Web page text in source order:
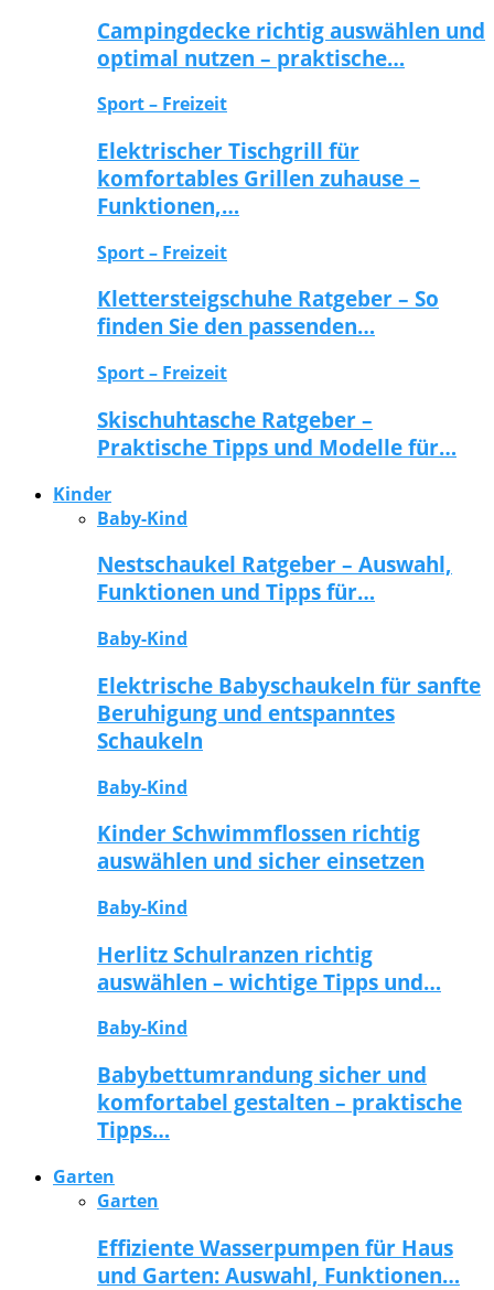
Campingdecke richtig auswählen und
optimal nutzen – praktische…
Sport – Freizeit
Elektrischer Tischgrill für
komfortables Grillen zuhause –
Funktionen,…
Sport – Freizeit
Klettersteigschuhe Ratgeber – So
finden Sie den passenden…
Sport – Freizeit
Skischuhtasche Ratgeber –
Praktische Tipps und Modelle für…
Kinder
Baby-Kind
Nestschaukel Ratgeber – Auswahl,
Funktionen und Tipps für…
Baby-Kind
Elektrische Babyschaukeln für sanfte
Beruhigung und entspanntes
Schaukeln
Baby-Kind
Kinder Schwimmflossen richtig
auswählen und sicher einsetzen
Baby-Kind
Herlitz Schulranzen richtig
auswählen – wichtige Tipps und…
Baby-Kind
Babybettumrandung sicher und
komfortabel gestalten – praktische
Tipps…
Garten
Garten
Effiziente Wasserpumpen für Haus
und Garten: Auswahl, Funktionen…